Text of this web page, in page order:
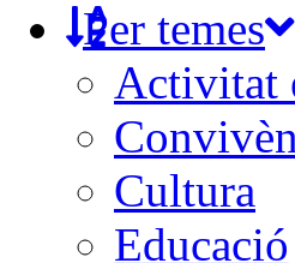
Per temes
Activitat
Cultura
Educació